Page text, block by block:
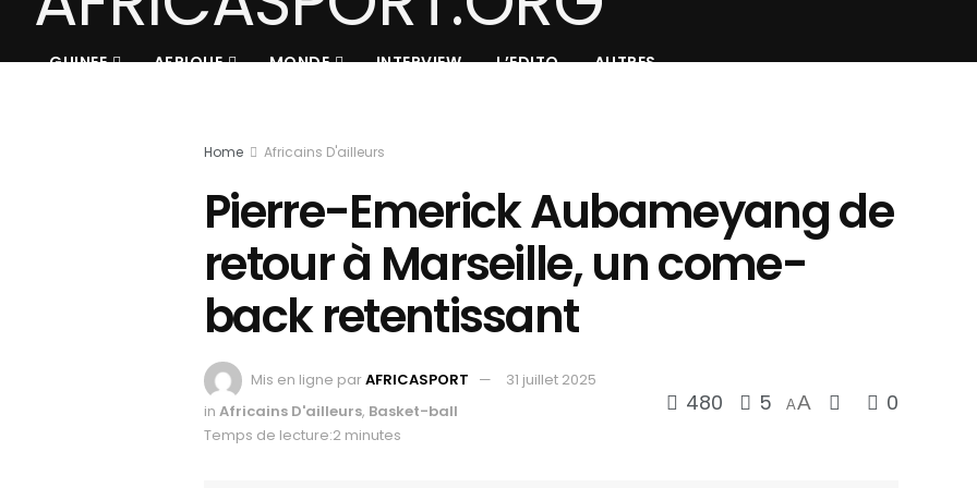
GUINEE AFRIQUE MONDE INTERVIEW L’EDITO AUTRES
Home Africains D'ailleurs
Pierre-Emerick Aubameyang de
retour à Marseille, un come-
back retentissant
Mis en ligne parAFRICASPORT
31 juillet 2025
in Africains D'ailleurs, Basket-ball
Temps de lecture:2 minutes
480 5 AA 0